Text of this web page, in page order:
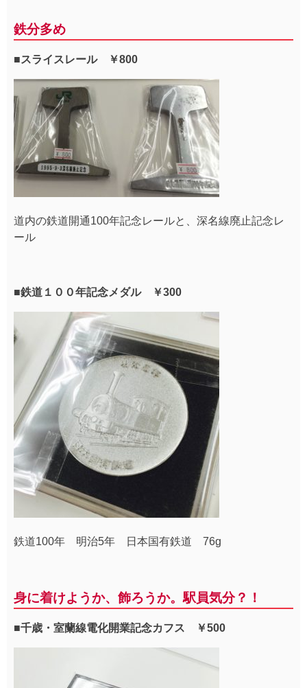
鉄分多め
■スライスレール ￥800
道内の鉄道開通100年記念レールと、深名線廃止記念レ
ール
■鉄道１００年記念メダル ￥300
鉄道100年 明治5年 日本国有鉄道 76g
身に着けようか、飾ろうか。駅員気分？！
■千歳・室蘭線電化開業記念カフス ￥500